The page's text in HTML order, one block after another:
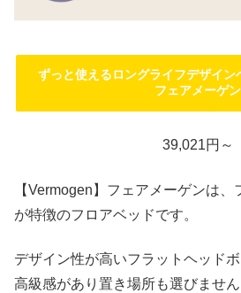
ずっと使えるロングライフデザイン
フェアメーゲン
39,021円～
【Vermogen】フェアメーゲンは
が特徴のフロアベッドです。
デザイン性が高いフラットヘッド
高級感があり置き場所も選びません